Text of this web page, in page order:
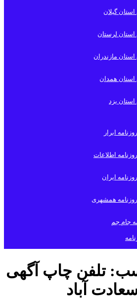
گیلان
استان لرستان
استان مازندران
استان همدان
استان یزد
ابرار
اطلاعات
ایران
همشهری
جام جم
تلفن چاپ آگهی
آباد